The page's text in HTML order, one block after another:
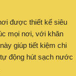
được thiết kế siêu
mọi nơi, với khăn
giúp tiết kiệm chi
động hút sạch nước